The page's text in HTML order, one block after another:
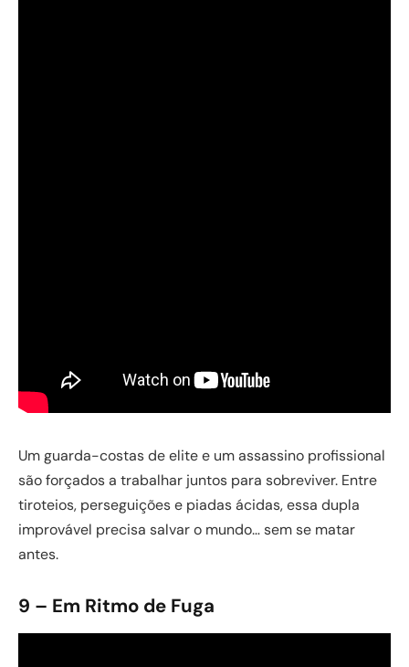
Um guarda-costas de elite e um assassino profissional
são forçados a trabalhar juntos para sobreviver. Entre
tiroteios, perseguições e piadas ácidas, essa dupla
improvável precisa salvar o mundo… sem se matar
antes.
9 – Em Ritmo de Fuga